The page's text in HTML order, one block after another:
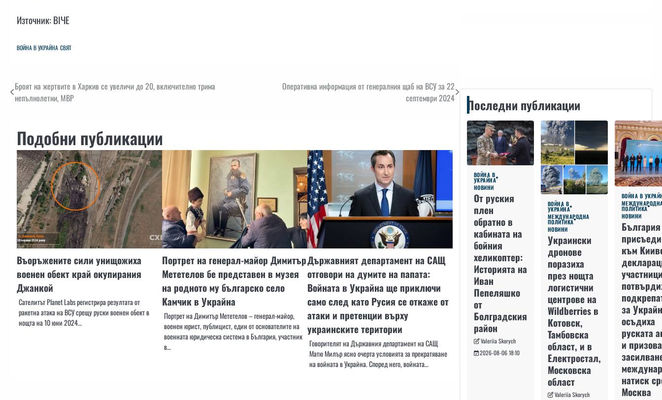
Източник: BIЧЕ
ВОЙНА В УКРАЙНА СВЯТ
Навигация
Броят на жертвите в Харкив се увеличи до 20, включително трима
непълнолетни, МВР
Оперативна информация от генералния щаб на ВСУ за 22
септември 2024
Подобни публикации
Въоръжените сили унищожиха
военен обект край окупирания
Джанкой
Сателитът Planet Labs регистрира резултата от
ракетна атака на ВСУ срещу руски военен обект в
нощта на 10 юни 2024…
Портрет на генерал-майор Димитър
Мететелов бе представен в музея
на родното му българско село
Камчик в Украйна
Портрет на Димитър Мететелов – генерал-майор,
военен юрист, публицист, един от основателите на
военната юридическа система в България, участник
в…
Държавният департамент на САЩ
отговори на думите на папата:
Войната в Украйна ще приключи
само след като Русия се откаже от
атаки и претенции върху
украинските територии
Говорителят на Държавния департамент на САЩ
Матю Милър ясно очерта условията за прекратяване
на войната в Украйна. Според него, войната…
Последни публикации
ВОЙНА В
УКРАЙНА
НОВИНИ
От руския
плен
обратно в
кабината на
бойния
хеликоптер:
Историята на
Иван
Пепеляшко
от
Болградския
район
Valeriia Skorych
2026-08-06 18:10
ВОЙНА В
УКРАЙНА
МЕЖДУНАРОДНА
ПОЛИТИКА
НОВИНИ
Украински
дронове
поразиха
през нощта
логистични
центрове на
Wildberries в
Котовск,
Тамбовска
област, и в
Електростал,
Московска
област
Valeriia Skorych
ВОЙНА В
ПОЛИТИКА
НОВИНИ
към
за
осъдиха
руската
и
натиск
Москва